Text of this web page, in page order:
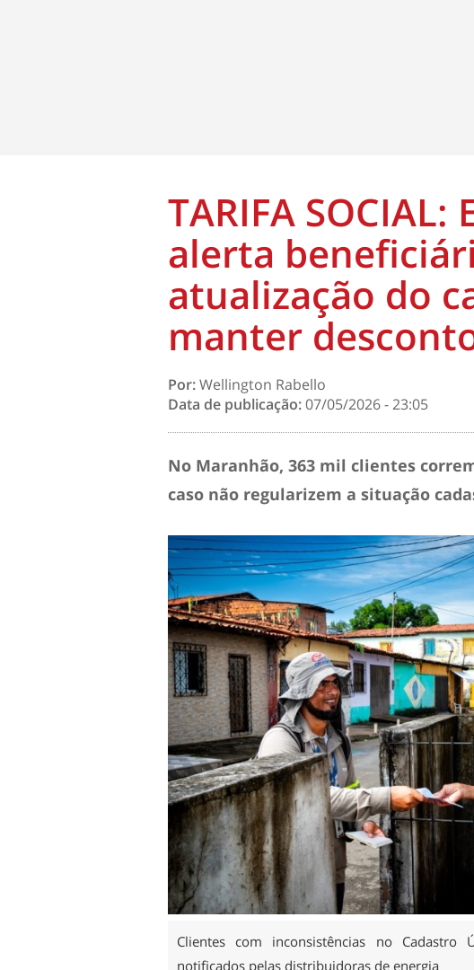
TARIFA
alerta
atualização do
manter
Por:Wellington Rabello
Data de publicação:07/05/2026 - 23:05
No Maranhão, 363 mil clientes
caso não regularizem a situação
Clientes com inconsistências no Cadastro
notificados pelas distribuidoras de energia